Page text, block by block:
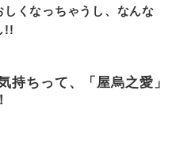
くなっちゃうし、なんな
!!
持ちって、「屋烏之愛」